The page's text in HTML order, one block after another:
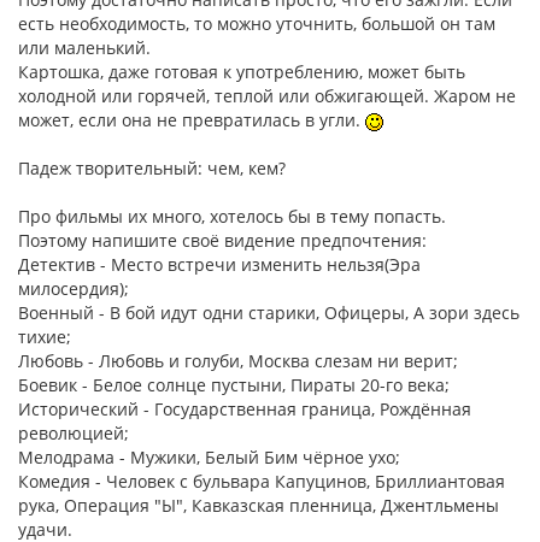
есть необходимость, то можно уточнить, большой он там
или маленький.
Картошка, даже готовая к употреблению, может быть
холодной или горячей, теплой или обжигающей. Жаром не
может, если она не превратилась в угли.
Падеж творительный: чем, кем?
Про фильмы их много, хотелось бы в тему попасть.
Поэтому напишите своё видение предпочтения:
Детектив - Место встречи изменить нельзя(Эра
милосердия);
Военный - В бой идут одни старики, Офицеры, А зори здесь
тихие;
Любовь - Любовь и голуби, Москва слезам ни верит;
Боевик - Белое солнце пустыни, Пираты 20-го века;
Исторический - Государственная граница, Рождённая
революцией;
Мелодрама - Мужики, Белый Бим чёрное ухо;
Комедия - Человек с бульвара Капуцинов, Бриллиантовая
рука, Операция "Ы", Кавказская пленница, Джентльмены
удачи.